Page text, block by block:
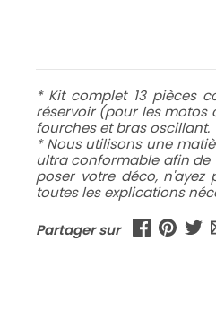
* Kit complet 13 pièces
réservoir (pour les motos
fourches et bras oscillant.
* Nous utilisons une
ultra conformable afin de
poser votre déco,
toutes les explications
Partager sur